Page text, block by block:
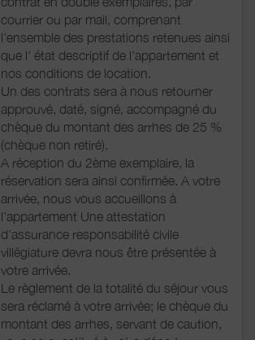
courrier ou par mail, comprenant
l'ensemble des prestations retenues ainsi
que l' état descriptif de l'appartement et
nos conditions de location.
Un des contrats sera à nous retourner
approuvé, daté, signé, accompagné du
chèque du montant des arrhes de 25 %
(chèque non retiré).
A réception du 2ème exemplaire, la
réservation sera ainsi confirmée. A votre
arrivée, nous vous accueillons à
l'appartement Une attestation
d'assurance responsabilité civile
villégiature devra nous être présentée à
votre arrivée.
Le règlement de la totalité du séjour vous
sera réclamé à votre arrivée; le chèque du
montant des arrhes, servant de caution,